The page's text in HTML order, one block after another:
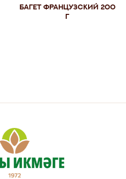
Багет Французский 200
г